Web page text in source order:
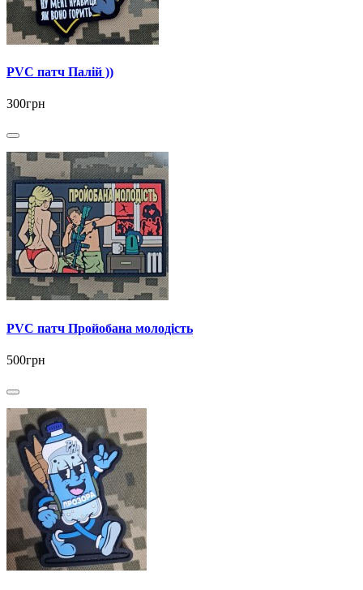
PVC патч Палій ))
300грн
PVC патч Пройобана молодість
500грн